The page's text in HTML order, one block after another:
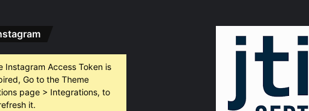
2026
2026
Instagram Access Token is
Go to the Theme
page > Integrations, to
it.